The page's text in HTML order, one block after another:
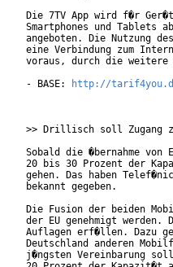
Die 7TV App wird f�r
Smartphones und Tablets
angeboten. Die Nutzung
eine Verbindung zum
voraus, durch die weitere
- BASE:
http://
>> Drillisch soll Zugang
Sobald die �bernahme
20 bis 30 Prozent der
gehen. Das haben
bekannt gegeben.
Die Fusion der beiden
der EU genehmigt werden.
Auflagen erf�llen. Dazu
Deutschland anderen
j�ngsten Vereinbarung